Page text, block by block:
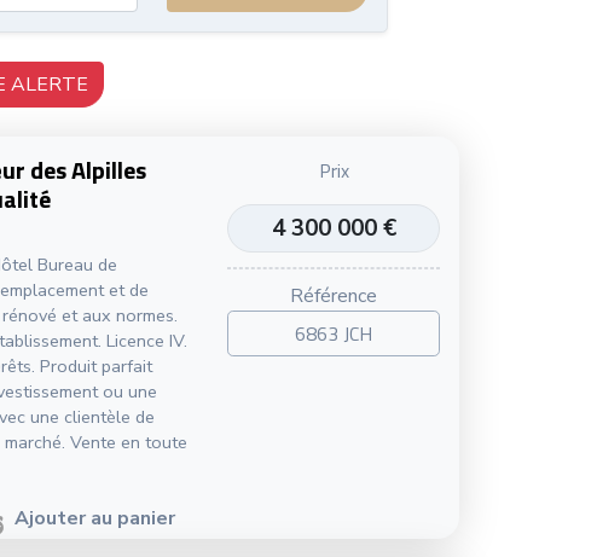
ALERTE
des Alpilles
Bureau de
et de
et aux normes.
Licence IV.
Produit parfait
ou une
une clientèle de
Vente en toute
Ajouter au panier
Prix
4 300 000 €
Référence
6863 JCH